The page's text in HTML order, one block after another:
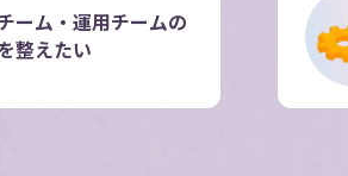
ーム・運用チームの
整えたい